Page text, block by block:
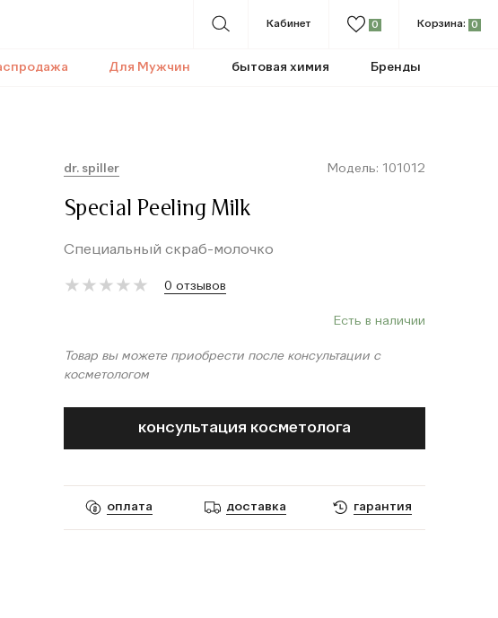
Для Мужчин бытовая химия Бренды
Кабинет 0 Корзина: 0
dr. spiller Модель: 101012
Special Peeling Milk
Специальный скраб-молочко
★
★ ★
★ ★
★ ★
★ ★
★ 0 отзывов
Есть в наличии
Товар вы можете приобрести после консультации с
косметологом
консультация косметолога
оплата доставка гарантия